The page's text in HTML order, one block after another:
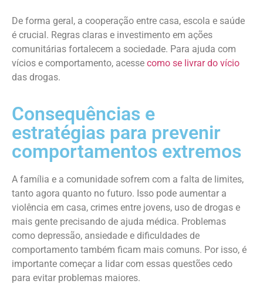
De forma geral, a cooperação entre casa, escola e saúde
é crucial. Regras claras e investimento em ações
comunitárias fortalecem a sociedade. Para ajuda com
vícios e comportamento, acesse como se livrar do vício
das drogas.
Consequências e
estratégias para prevenir
comportamentos extremos
A família e a comunidade sofrem com a falta de limites,
tanto agora quanto no futuro. Isso pode aumentar a
violência em casa, crimes entre jovens, uso de drogas e
mais gente precisando de ajuda médica. Problemas
como depressão, ansiedade e dificuldades de
comportamento também ficam mais comuns. Por isso, é
importante começar a lidar com essas questões cedo
para evitar problemas maiores.